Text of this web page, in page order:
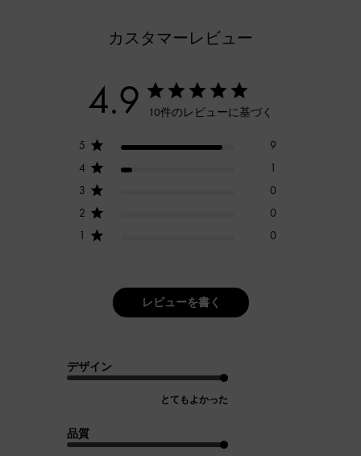
カスタマーレビュー
4.9 10件のレビューに基づく
5
9
4
1
3
0
2
0
1
0
レビューを書く
デザイン
とてもよかった
品質